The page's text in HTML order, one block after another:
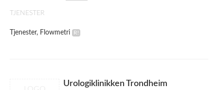
TJENESTER
Tjenester, Flowmetri
Urologiklinikken Trondheim